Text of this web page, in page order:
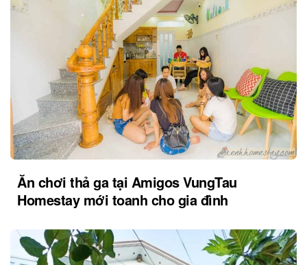
Ăn chơi thả ga tại Amigos VungTau
Homestay mới toanh cho gia đình